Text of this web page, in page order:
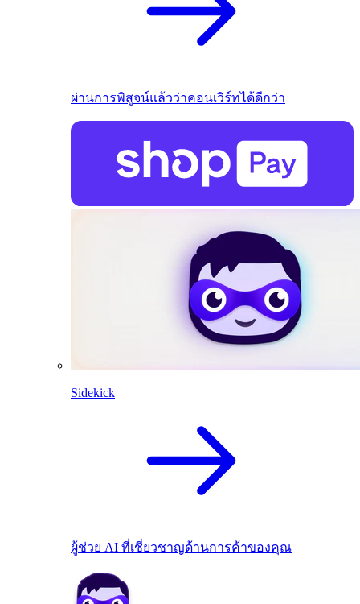
ผ่านการพิสูจน์แล้วว่าคอนเวิร์ทได้ดีกว่า
Sidekick
ผู้ช่วย AI ที่เชี่ยวชาญด้านการค้าของคุณ